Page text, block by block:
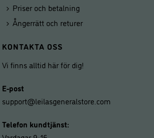
Priser och betalning
Ångerrätt och returer
KONTAKTA OSS
Vi finns alltid här för dig!
E-post
support@leilasgeneralstore.com
Telefon kundtjänst: